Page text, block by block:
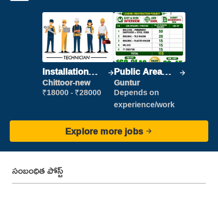
Installation
Engineer/
Helper
Chittoor-new
₹18000 - ₹28000
Public Area
Cleaner
Guntur
Depends on
experience/work
Explore more jobs
సంబంధిత పోస్ట్